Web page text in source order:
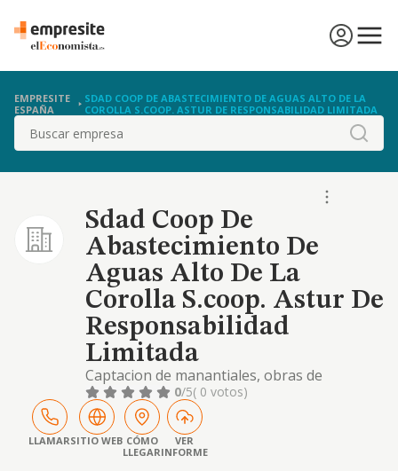
EMPRESITE
ESPAÑA
SDAD COOP DE ABASTECIMIENTO DE AGUAS ALTO DE LA
COROLLA S.COOP. ASTUR DE RESPONSABILIDAD LIMITADA
Buscar
Sdad Coop De
Abastecimiento De
Aguas Alto De La
Corolla S.coop. Astur De
Responsabilidad
Limitada
Captacion de manantiales, obras de
conduccion de aguas y depositos
reguladores de las mismas, administracion y
servicio de las aguas, conservacion y mejora
de la red general y en general todo cuanto
se relacione con el n
0/5( 0 votos)
LLAMARSITIO WEB CÓMO
LLEGAR
VER
INFORME